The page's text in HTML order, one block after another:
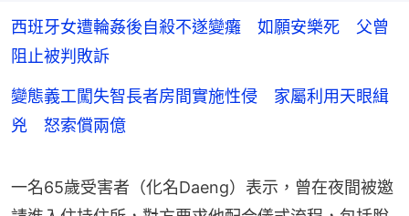
西班牙女遭輪姦後自殺不遂變癱 如願安樂死 父曾
阻止被判敗訴
變態義工闖失智長者房間實施性侵 家屬利用天眼緝
兇 怒索償兩億
一名65歲受害者（化名Daeng）表示，曾在夜間被邀